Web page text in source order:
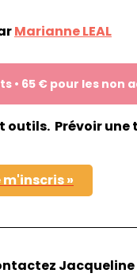
Marianne LEAL
• 65 € pour les non
Prévoir une
m'inscris»
Jacqueline